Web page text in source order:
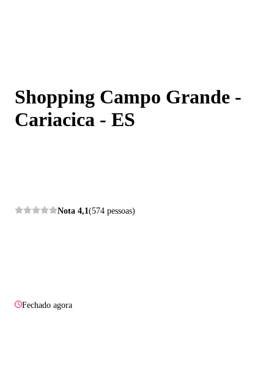
Shopping Campo Grande -
Cariacica - ES
Nota 4,1 (574 pessoas)
Fechado agora